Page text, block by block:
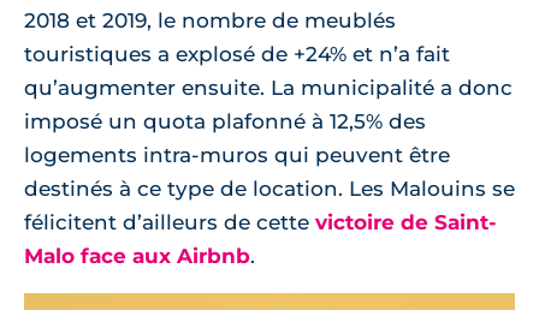
2018 et 2019, le nombre de meublés
touristiques a explosé de +24% et n’a fait
qu’augmenter ensuite. La municipalité a donc
imposé un quota plafonné à 12,5% des
logements intra-muros qui peuvent être
destinés à ce type de location. Les Malouins se
félicitent d’ailleurs de cette victoire de Saint-
Malo face aux Airbnb.